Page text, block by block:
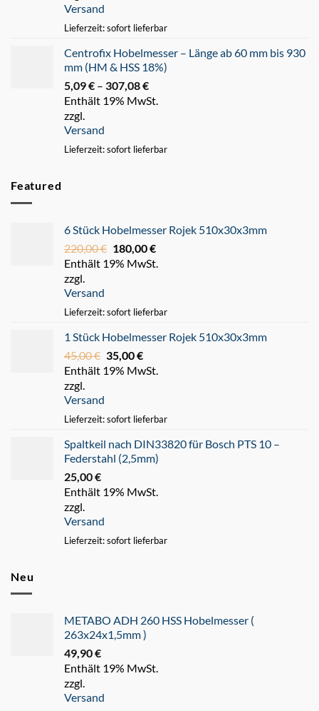
Versand
Lieferzeit: sofort lieferbar
Centrofix Hobelmesser – Länge ab 60 mm bis 930
mm (HM & HSS 18%)
5,09€ – 307,08€
5,09 €
Enthält 19% MwSt.
zzgl.
Versand
Lieferzeit: sofort lieferbar
Featured
6 Stück Hobelmesser Rojek 510x30x3mm
220,00€ Ursprünglicher
Preis
180,00€Aktueller
Preis
Enthält 19% MwSt.
zzgl.
Versand
Lieferzeit: sofort lieferbar
1 Stück Hobelmesser Rojek 510x30x3mm
45,00€ Ursprünglicher
Preis
35,00€Aktueller
Preis
Enthält 19% MwSt.
zzgl.
Versand
Lieferzeit: sofort lieferbar
Spaltkeil nach DIN33820 für Bosch PTS 10 –
Federstahl (2,5mm)
25,00€
Enthält 19% MwSt.
zzgl.
Versand
Lieferzeit: sofort lieferbar
Neu
METABO ADH 260 HSS Hobelmesser (
263x24x1,5mm )
49,90€
Enthält 19% MwSt.
zzgl.
Versand